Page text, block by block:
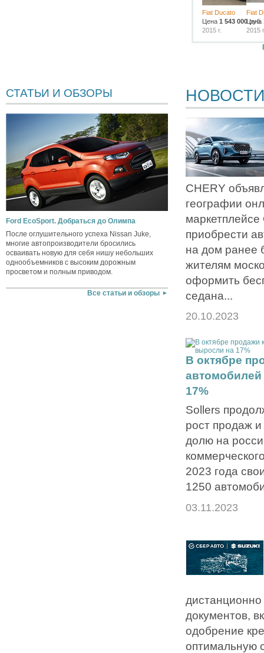
Fiat Ducato
Цена 1 543 000 руб.
2015 г.
Fiat
Цена
2015
СТАТЬИ И ОБЗОРЫ
Ford EcoSport. Добраться до Олимпа
После оглушительного успеха Nissan Juke,
многие автопроизводители бросились
осваивать новую для себя нишу небольших
однообъемников с высоким дорожным
просветом и полным приводом.
Все статьи и обзоры
НОВОСТИ
CHERY
географии
приобрести
на дом ранее
жителям
оформить
седана...
20.10.2023
В октябре
17%
Sollers
рост продаж
долю на
2023 года
1250
03.11.2023
документов,
одобрение
оптимальную